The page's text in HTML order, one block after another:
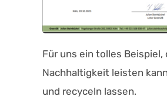
Für uns ein tolles
Nachhaltigkeit leisten
und recyceln lassen.